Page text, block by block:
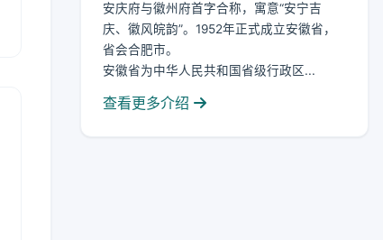
安庆府与徽州府首字合称，寓意“安宁吉
庆、徽风皖韵”。1952年正式成立安徽省，
省会合肥市。
安徽省为中华人民共和国省级行政区...
查看更多介绍